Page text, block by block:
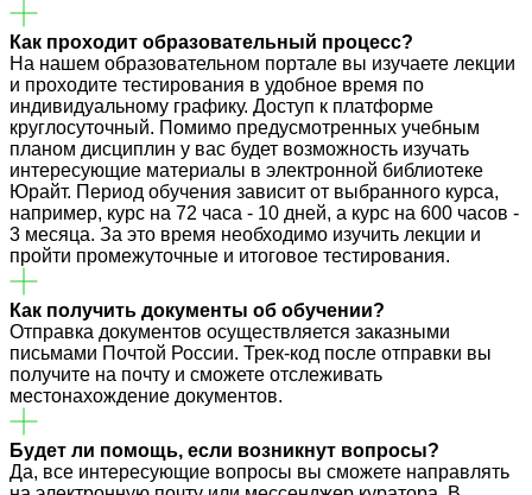
Как проходит образовательный процесс?
На нашем образовательном портале вы изучаете лекции
и проходите тестирования в удобное время по
индивидуальному графику. Доступ к платформе
круглосуточный. Помимо предусмотренных учебным
планом дисциплин у вас будет возможность изучать
интересующие материалы в электронной библиотеке
Юрайт. Период обучения зависит от выбранного курса,
например, курс на 72 часа - 10 дней, а курс на 600 часов -
3 месяца. За это время необходимо изучить лекции и
пройти промежуточные и итоговое тестирования.
Как получить документы об обучении?
Отправка документов осуществляется заказными
письмами Почтой России. Трек-код после отправки вы
получите на почту и сможете отслеживать
местонахождение документов.
Будет ли помощь, если возникнут вопросы?
Да, все интересующие вопросы вы сможете направлять